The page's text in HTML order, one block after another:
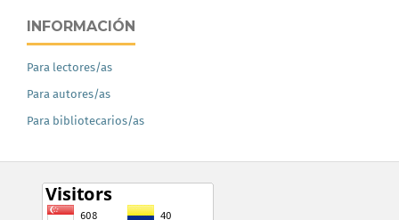
INFORMACIÓN
Para lectores/as
Para autores/as
Para bibliotecarios/as